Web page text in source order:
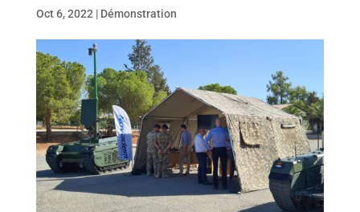
Oct 6, 2022 | Démonstration